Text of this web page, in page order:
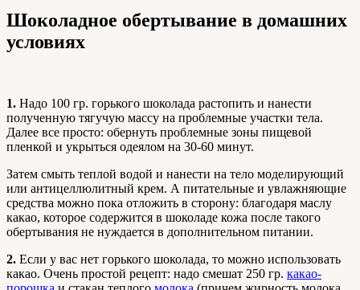
Шоколадное обертывание в домашних
условиях
1. Надо 100 гр. горького шоколада растопить и нанести
полученную тягучую массу на проблемные участки тела.
Далее все просто: обернуть проблемные зоны пищевой
пленкой и укрыться одеялом на 30-60 минут.
Затем смыть теплой водой и нанести на тело моделирующий
или антицеллюлитный крем. А питательные и увлажняющие
средства можно пока отложить в сторону: благодаря маслу
какао, которое содержится в шоколаде кожа после такого
обертывания не нуждается в дополнительном питании.
2. Если у вас нет горького шоколада, то можно использовать
какао. Очень простой рецепт: надо смешат 250 гр. какао-